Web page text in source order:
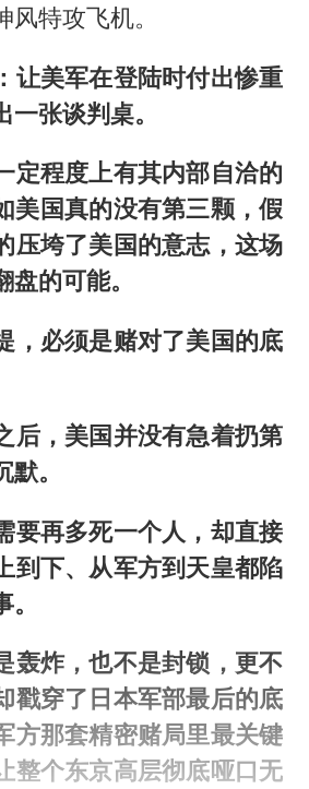
特攻飞机。
让美军在登陆时付出惨重
张谈判桌。
定程度上有其内部自洽的
国真的没有第三颗，假
压垮了美国的意志，这场
的可能。
，必须是赌对了美国的底
后，美国并没有急着扔第
。
要再多死一个人，却直接
到下、从军方到天皇都陷
轰炸，也不是封锁，更不
戳穿了日本军部最后的底
方那套精密赌局里最关键
整个东京高层彻底哑口无